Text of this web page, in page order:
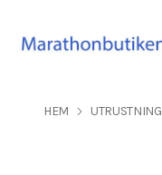
HEM UTRUSTNING